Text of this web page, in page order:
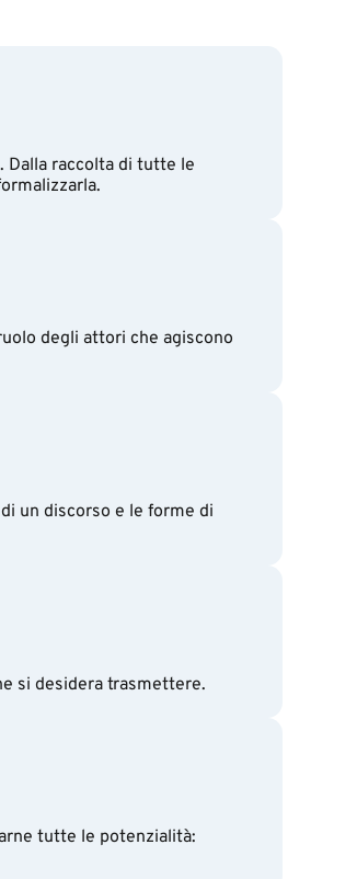
Dalla raccolta di tutte le
degli attori che agiscono
un discorso e le forme di
si desidera trasmettere.
tutte le potenzialità: